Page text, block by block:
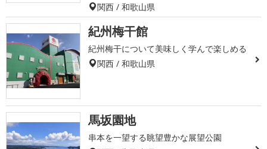
関西 / 和歌山県
紀州梅干館
紀州梅干について美味しく学んで楽しめる
関西 / 和歌山県
馬坂園地
串本を一望する眺望豊かな展望公園